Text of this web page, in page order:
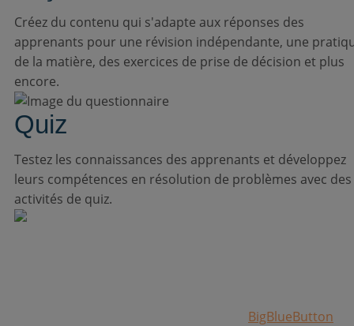
Créez du contenu qui s'adapte aux réponses des
apprenants pour une révision indépendante, une
de la matière, des exercices de prise de décision et plus
encore.
Quiz
Testez les connaissances des apprenants et développez
leurs compétences en résolution de problèmes avec des
activités de quiz.
BigBlueButton